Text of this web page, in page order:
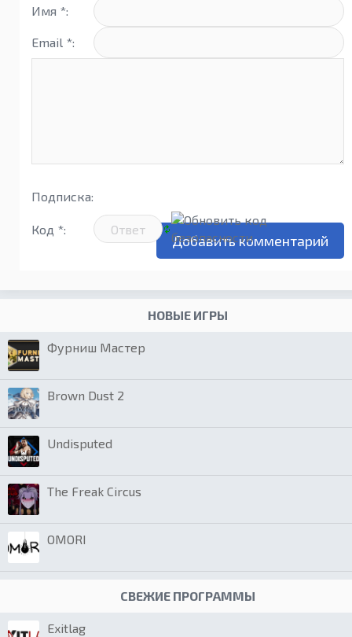
Имя *:
Email *:
Подписка:
Код *:
НОВЫЕ ИГРЫ
Фурниш Мастер
Brown Dust 2
Undisputed
The Freak Circus
OMORI
СВЕЖИЕ ПРОГРАММЫ
Exitlag